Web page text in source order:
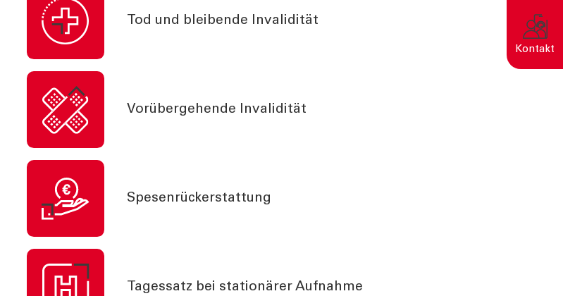
Nützliche Rufnummern
Mo-Fr:08:00-22:00
Kontakt
Tod und bleibende Invalidität
Vorübergehende Invalidität
Spesenrückerstattung
Tagessatz bei stationärer Aufnahme